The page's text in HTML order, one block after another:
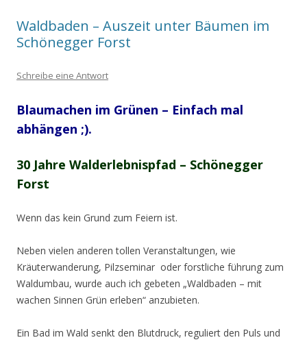
Waldbaden – Auszeit unter Bäumen im
Schönegger Forst
Schreibe eine Antwort
Blaumachen im Grünen – Einfach mal
abhängen ;).
30 Jahre Walderlebnispfad – Schönegger
Forst
Wenn das kein Grund zum Feiern ist.
Neben vielen anderen tollen Veranstaltungen, wie
Kräuterwanderung, Pilzseminar oder forstliche führung zum
Waldumbau, wurde auch ich gebeten „Waldbaden – mit
wachen Sinnen Grün erleben“ anzubieten.
Ein Bad im Wald senkt den Blutdruck, reguliert den Puls und